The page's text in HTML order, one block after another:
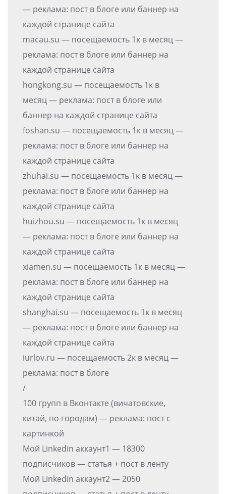
— реклама: пост в блоге или баннер на
каждой странице сайта
macau.su — посещаемость 1к в месяц —
реклама: пост в блоге или баннер на
каждой странице сайта
hongkong.su — посещаемость 1к в
месяц — реклама: пост в блоге или
баннер на каждой странице сайта
foshan.su — посещаемость 1к в месяц —
реклама: пост в блоге или баннер на
каждой странице сайта
zhuhai.su — посещаемость 1к в месяц —
реклама: пост в блоге или баннер на
каждой странице сайта
huizhou.su — посещаемость 1к в месяц
— реклама: пост в блоге или баннер на
каждой странице сайта
xiamen.su — посещаемость 1к в месяц —
реклама: пост в блоге или баннер на
каждой странице сайта
shanghai.su — посещаемость 1к в месяц
— реклама: пост в блоге или баннер на
каждой странице сайта
iurlov.ru — посещаемость 2к в месяц —
реклама: пост в блоге
/
100 групп в Вконтакте (вичатовские,
китай, по городам) — реклама: пост с
картинкой
Мой Linkedin аккаунт1 — 18300
подписчиков — статья + пост в ленту
Мой Linkedin аккаунт2 — 2050